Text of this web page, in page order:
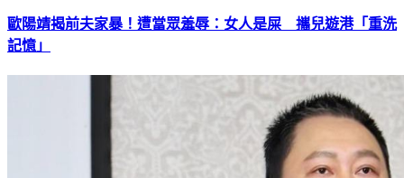
歐陽靖揭前夫家暴！遭當眾羞辱：女人是屎 攜兒遊港「重洗
記憶」